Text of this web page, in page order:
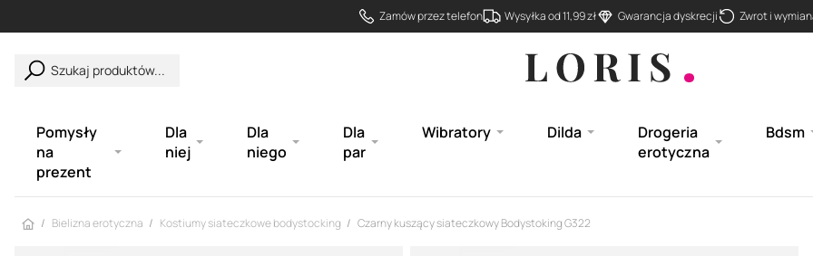
Zamów przez telefon Wysyłka od 11,99 zł Gwarancja dyskrecji Zwrot i
Szukaj produktów...
Pomysły
na
prezent
Dla
niej
Dla
niego
Dla
par
Wibratory Dilda
Drogeria
erotyczna
Bdsm
Strona główna
Bielizna erotyczna Kostiumy siateczkowe bodystocking Czarny kuszący siateczkowy Bodystoking G322